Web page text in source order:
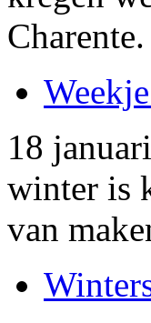
18
winter is
van